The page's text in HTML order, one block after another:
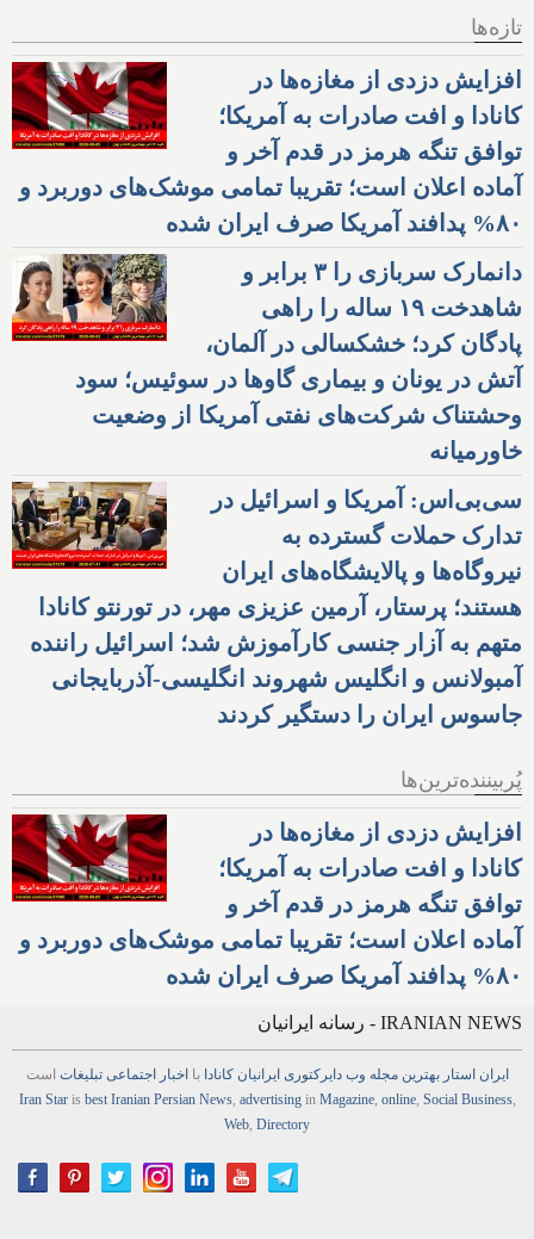
تازه‌ها
افزایش دزدی از مغازه‌ها در
کانادا و افت صادرات به آمریکا؛
توافق تنگه هرمز در قدم آخر و
آماده اعلان است؛ تقریبا تمامی موشک‌های دوربرد و
۸۰% پدافند آمریکا صرف ایران شده
دانمارک سربازی را ۳ برابر و
شاهدخت ۱۹ ساله را راهی
پادگان کرد؛ خشکسالی در آلمان،
آتش در یونان و بیماری گاوها در سوئیس؛ سود
وحشتناک شرکت‌های نفتی آمریکا از وضعیت
خاورمیانه
سی‌بی‌اس: آمریکا و اسرائیل در
تدارک حملات گسترده به
نیروگاه‌ها و پالایشگاه‌های ایران
هستند؛ پرستار، آرمین عزیزی مهر، در تورنتو کانادا
متهم به آزار جنسی کارآموزش شد؛ اسرائیل راننده
آمبولانس و انگلیس شهروند انگلیسی-آذربایجانی
جاسوس ایران را دستگیر کردند
پُربیننده‌ترین‌ها
افزایش دزدی از مغازه‌ها در
کانادا و افت صادرات به آمریکا؛
توافق تنگه هرمز در قدم آخر و
آماده اعلان است؛ تقریبا تمامی موشک‌های دوربرد و
۸۰% پدافند آمریکا صرف ایران شده
IRANIAN NEWS - رسانه ایرانیان
ایران استار بهترین مجله وب دایرکتوری ایرانیان کانادا با اخبار اجتماعی تبلیغات است
Iran Staris best Iranian Persian News, advertisingin Magazine, online, Social Business,
Web, Directory